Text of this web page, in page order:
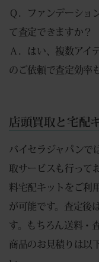
Ｑ．ファンデーショ
て査定できますか？
Ａ．はい、複数アイ
のご依頼で査定効率
店頭買取と宅配
バイセラジャパンで
取サービスも行って
料宅配キットをご利
が可能です。査定後
す。もちろん送料・
商品のお見積りは以